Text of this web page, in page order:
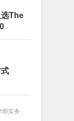
The
师实务